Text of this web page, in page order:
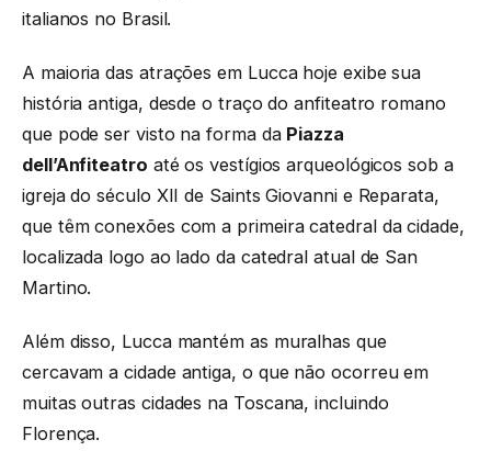
italianos no Brasil.
A maioria das atrações em Lucca hoje exibe sua
história antiga, desde o traço do anfiteatro romano
que pode ser visto na forma da Piazza
dell’Anfiteatro até os vestígios arqueológicos sob a
igreja do século XII de Saints Giovanni e Reparata,
que têm conexões com a primeira catedral da cidade,
localizada logo ao lado da catedral atual de San
Martino.
Além disso, Lucca mantém as muralhas que
cercavam a cidade antiga, o que não ocorreu em
muitas outras cidades na Toscana, incluindo
Florença.